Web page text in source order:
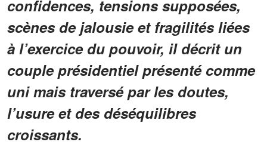
confidences, tensions supposées,
scènes de jalousie et fragilités liées
à l’exercice du pouvoir, il décrit un
couple présidentiel présenté comme
uni mais traversé par les doutes,
l’usure et des déséquilibres
croissants.